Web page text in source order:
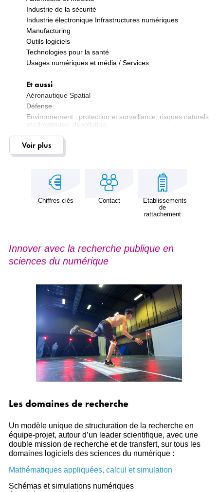
Industrie de la sécurité
Industrie électronique Infrastructures numériques
Manufacturing
Outils logiciels
Technologies pour la santé
Usages numériques et média / Services
Et aussi
Aéronautique Spatial
Défense
Environnement : protection et surveillance, risques naturels
et climatiques, dépollution
Médicaments
Systèmes énergétiques
Voir plus
Chiffres clés Contact
Etablissements
de
rattachement
Innover avec la recherche publique en
sciences du numérique
Les domaines de recherche
Un modèle unique de structuration de la recherche en
équipe-projet, autour d’un leader scientifique, avec une
double mission de recherche et de transfert, sur tous les
domaines logiciels des sciences du numérique :
Mathématiques appliquées, calcul et simulation
Schémas et simulations numériques